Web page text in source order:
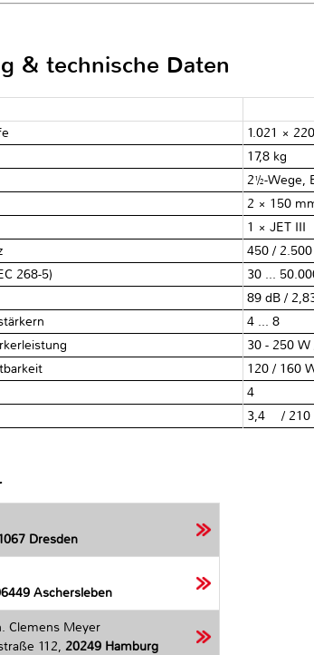
& technische Daten
1.021 ×
17,8 kg
2½-Wege,
2 × 150
1 × JET III
450 / 2.500
268-5)
30 ...
89 dB /
4 ... 8 Ω
30 - 250 W
120 / 160
4 Ω
3,4 Ω / 210
Dresden
Aschersleben
Clemens Meyer
112, 20249 Hamburg